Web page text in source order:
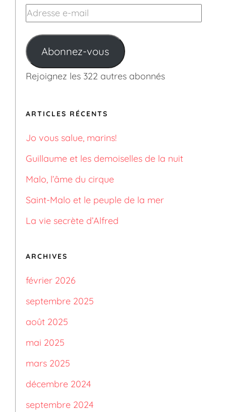
Adresse
mail
Abonnez-vous
Rejoignez les 322 autres abonnés
ARTICLES RÉCENTS
Jo vous salue, marins!
Guillaume et les demoiselles de la nuit
Malo, l’âme du cirque
Saint-Malo et le peuple de la mer
La vie secrète d’Alfred
ARCHIVES
février 2026
septembre 2025
août 2025
mai 2025
mars 2025
décembre 2024
septembre 2024